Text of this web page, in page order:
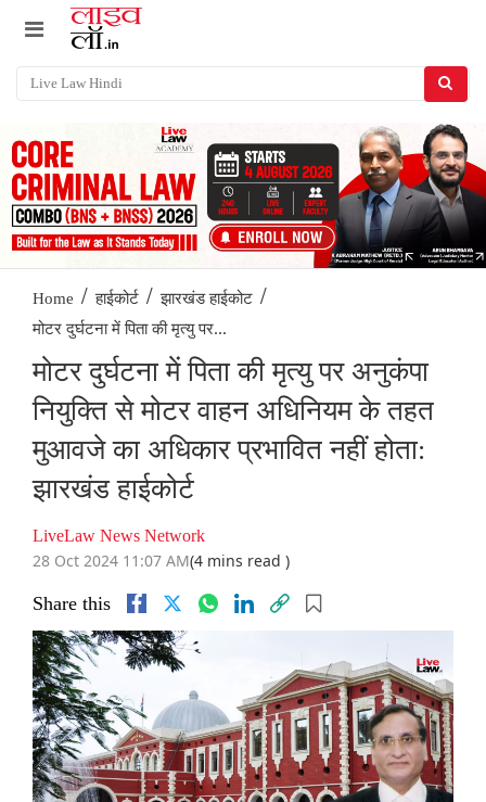
Home / हाईकोर्ट / झारखंड हाईकोट /
मोटर दुर्घटना में पिता की मृत्यु पर...
मोटर दुर्घटना में पिता की मृत्यु पर अनुकंपा
नियुक्ति से मोटर वाहन अधिनियम के तहत
मुआवजे का अधिकार प्रभावित नहीं होता:
झारखंड हाईकोर्ट
LiveLaw News Network
28 Oct 2024 11:07 AM(4 mins read )
Share this